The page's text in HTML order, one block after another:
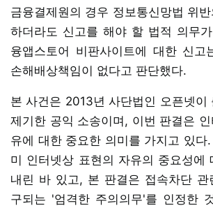
금융결제원의 경우 정보통신망법 위
하더라도 신고를 해야 할 법적 의무
융앱스토어 비판사이트에 대한 신고
손해배상책임이 없다고 판단했다.
본 사건은 2013년 사단법인 오픈넷이
제기한 공익 소송이며, 이번 판결은
유에 대한 중요한 의미를 가지고 있다
미 인터넷상 표현의 자유의 중요성에
내린 바 있고, 본 판결은 접속차단 관
구되는 '엄격한 주의의무'를 인정한